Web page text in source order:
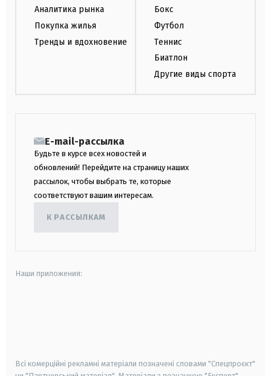
Аналитика рынка
Покупка жилья
Тренды и вдохновение
Бокс
Футбол
Теннис
Биатлон
Другие виды спорта
E-mail-рассылка
Будьте в курсе всех новостей и
обновлений! Перейдите на страницу наших
рассылок, чтобы выбрать те, которые
соответствуют вашим интересам.
К РАССЫЛКАМ
Наши приложения:
Всі комерційні рекламні матеріали позначені словами "Спецпроєкт"